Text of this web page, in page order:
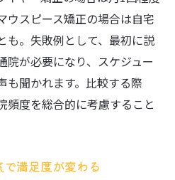
ウスピース矯正の場合は自宅
も。失敗例として、最初に説
院が必要になり、スケジュー
も聞かれます。比較する際
頻度を総合的に考慮すること
満足度が変わる